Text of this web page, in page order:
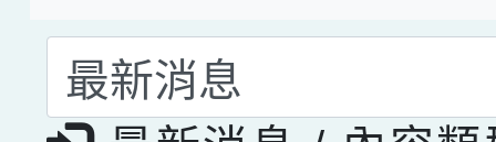
選擇後頁面內容會更